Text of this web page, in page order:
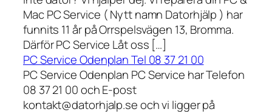
Mac PC Service ( Nytt namn Datorhjälp ) har
funnits 11 år på Orrspelsvägen 13, Bromma.
Därför PC Service Låt oss […]
PC Service Odenplan Tel 08 37 21 00
PC Service Odenplan PC Service har Telefon
08 37 21 00 och E-post
kontakt@datorhjalp.se och vi ligger på